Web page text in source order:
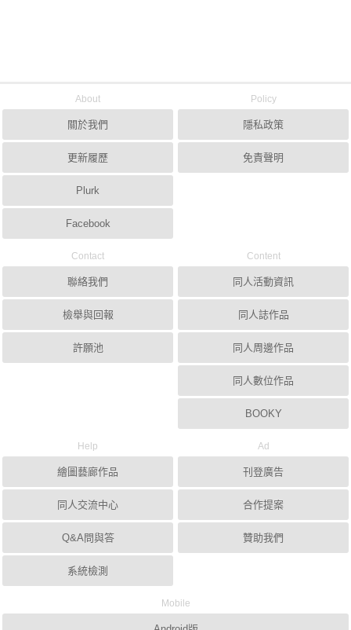
About
關於我們
更新履歷
Plurk
Facebook
Policy
隱私政策
免責聲明
Contact
聯絡我們
檢舉與回報
許願池
Content
同人活動資訊
同人誌作品
同人周邊作品
同人數位作品
BOOKY
Help
繪圖藝廊作品
同人交流中心
Q&A問與答
系統檢測
Ad
刊登廣告
合作提案
贊助我們
Mobile